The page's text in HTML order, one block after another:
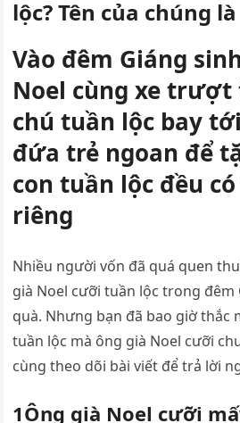
lộc? Tên của chúng
Vào đêm Giáng
Noel cùng xe
chú tuần lộc bay
đứa trẻ ngoan để
con tuần lộc đều
riêng
Nhiều người vốn đã quá quen
già Noel cưỡi tuần lộc trong đêm
quà. Nhưng bạn đã bao giờ thắc
tuần lộc mà ông già Noel cưỡi
cùng theo dõi bài viết để trả lời
1Ông già Noel cưỡi